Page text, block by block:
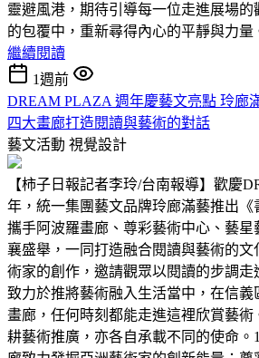
靈避風港，期待引導每一位走進展場
的包覆中，重新尋得內心的平靜與力量
繼續閱讀
1週前
DREAM PLAZA 週年慶藝文亮點 玲廊
四大畫廊打造閱讀與藝術的對話
藝文活動 視覺設計
【柿子日報記者李玲/台南報導】歡慶
年，統一集團藝文品牌玲廊滿藝推出《
攜手阿波羅畫廊、尊彩藝術中心、藝
襄盛舉，一同打造融合閱讀與藝術的
術家的創作，邀請觀眾以閱讀的步調
致力於推將藝術融入生活當中，在信義
畫廊，任何時刻都能走進這裡欣賞藝
耕藝術推廣，亦各自承載不同的使命。